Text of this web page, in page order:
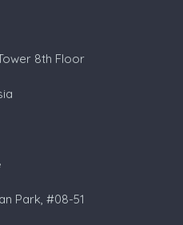
8th Floor
Park, #08-51